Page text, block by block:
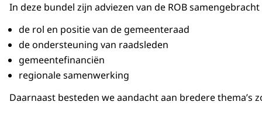
In deze bundel zijn adviezen van de ROB
de rol en positie van de gemeenteraad
de ondersteuning van raadsleden
gemeentefinanciën
regionale samenwerking
Daarnaast besteden we aandacht aan bredere